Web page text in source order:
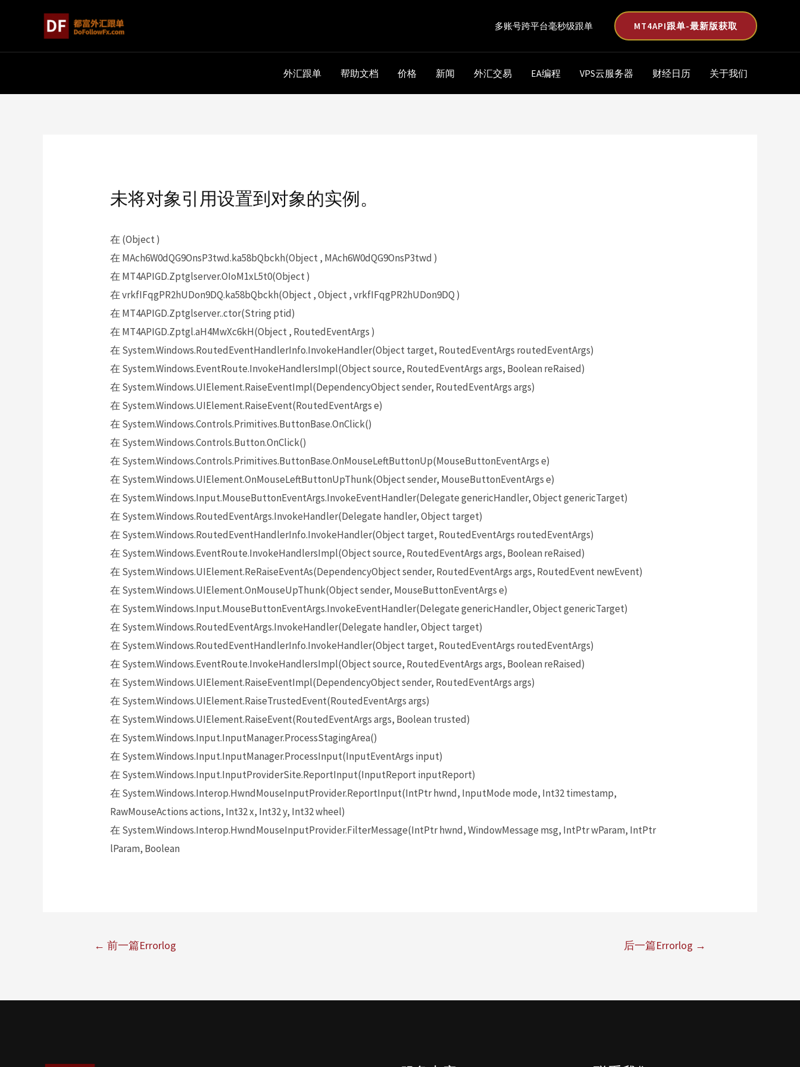
多账号跨平台毫秒级跟单 MT4API跟单-最新版获取
外汇跟单 帮助文档 价格 新闻 外汇交易 EA编程 VPS云服务器 财经日历 关于我们
未将对象引用设置到对象的实例。
在 (Object )
在 MAch6W0dQG9OnsP3twd.ka58bQbckh(Object , MAch6W0dQG9OnsP3twd )
在 MT4APIGD.Zptglserver.OIoM1xL5t0(Object )
在 vrkfIFqgPR2hUDon9DQ.ka58bQbckh(Object , Object , vrkfIFqgPR2hUDon9DQ )
在 MT4APIGD.Zptglserver..ctor(String ptid)
在 MT4APIGD.Zptgl.aH4MwXc6kH(Object , RoutedEventArgs )
在 System.Windows.RoutedEventHandlerInfo.InvokeHandler(Object target, RoutedEventArgs routedEventArgs)
在 System.Windows.EventRoute.InvokeHandlersImpl(Object source, RoutedEventArgs args, Boolean reRaised)
在 System.Windows.UIElement.RaiseEventImpl(DependencyObject sender, RoutedEventArgs args)
在 System.Windows.UIElement.RaiseEvent(RoutedEventArgs e)
在 System.Windows.Controls.Primitives.ButtonBase.OnClick()
在 System.Windows.Controls.Button.OnClick()
在 System.Windows.Controls.Primitives.ButtonBase.OnMouseLeftButtonUp(MouseButtonEventArgs e)
在 System.Windows.UIElement.OnMouseLeftButtonUpThunk(Object sender, MouseButtonEventArgs e)
在 System.Windows.Input.MouseButtonEventArgs.InvokeEventHandler(Delegate genericHandler, Object genericTarget)
在 System.Windows.RoutedEventArgs.InvokeHandler(Delegate handler, Object target)
在 System.Windows.RoutedEventHandlerInfo.InvokeHandler(Object target, RoutedEventArgs routedEventArgs)
在 System.Windows.EventRoute.InvokeHandlersImpl(Object source, RoutedEventArgs args, Boolean reRaised)
在 System.Windows.UIElement.ReRaiseEventAs(DependencyObject sender, RoutedEventArgs args, RoutedEvent newEvent)
在 System.Windows.UIElement.OnMouseUpThunk(Object sender, MouseButtonEventArgs e)
在 System.Windows.Input.MouseButtonEventArgs.InvokeEventHandler(Delegate genericHandler, Object genericTarget)
在 System.Windows.RoutedEventArgs.InvokeHandler(Delegate handler, Object target)
在 System.Windows.RoutedEventHandlerInfo.InvokeHandler(Object target, RoutedEventArgs routedEventArgs)
在 System.Windows.EventRoute.InvokeHandlersImpl(Object source, RoutedEventArgs args, Boolean reRaised)
在 System.Windows.UIElement.RaiseEventImpl(DependencyObject sender, RoutedEventArgs args)
在 System.Windows.UIElement.RaiseTrustedEvent(RoutedEventArgs args)
在 System.Windows.UIElement.RaiseEvent(RoutedEventArgs args, Boolean trusted)
在 System.Windows.Input.InputManager.ProcessStagingArea()
在 System.Windows.Input.InputManager.ProcessInput(InputEventArgs input)
在 System.Windows.Input.InputProviderSite.ReportInput(InputReport inputReport)
在 System.Windows.Interop.HwndMouseInputProvider.ReportInput(IntPtr hwnd, InputMode mode, Int32 timestamp,
RawMouseActions actions, Int32 x, Int32 y, Int32 wheel)
在 System.Windows.Interop.HwndMouseInputProvider.FilterMessage(IntPtr hwnd, WindowMessage msg, IntPtr wParam, IntPtr
lParam, Boolean
← 前一篇Errorlog 后一篇Errorlog →